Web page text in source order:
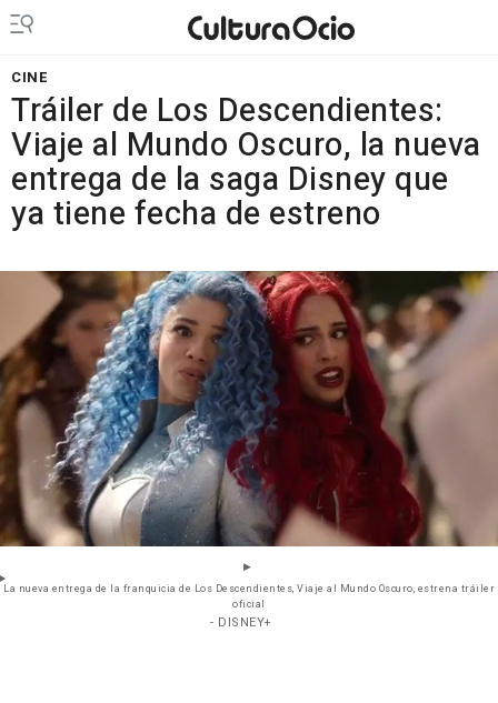
CINE
Tráiler de Los Descendientes:
Viaje al Mundo Oscuro, la nueva
entrega de la saga Disney que
ya tiene fecha de estreno
La nueva entrega de la franquicia de Los Descendientes, Viaje al Mundo Oscuro, estrena tráiler
oficial
- DISNEY+